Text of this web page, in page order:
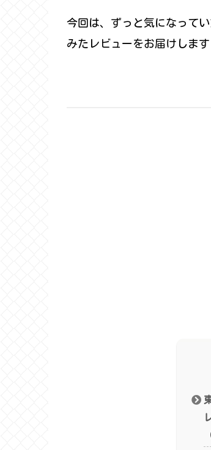
今回は、ずっと気になって
みたレビューをお届けします